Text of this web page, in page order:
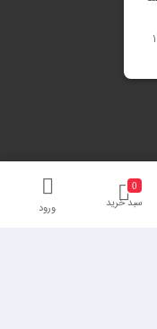
از مراجع مربوطه می‌باشند
0
سبد خرید ورود